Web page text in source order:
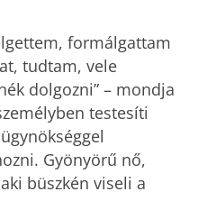
formálgattam
tudtam, vele
dolgozni” – mondja
testesíti
Gyönyörű nő,
büszkén viseli a